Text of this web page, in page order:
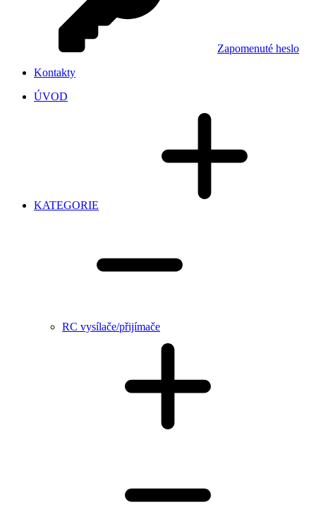
Zapomenuté heslo
Kontakty
ÚVOD
KATEGORIE
RC vysílače/přijímače